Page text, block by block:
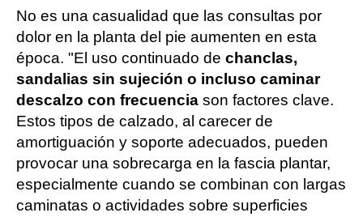
No es una casualidad que las consultas por
dolor en la planta del pie aumenten en esta
época. "El uso continuado de chanclas,
sandalias sin sujeción o incluso caminar
descalzo con frecuencia son factores clave.
Estos tipos de calzado, al carecer de
amortiguación y soporte adecuados, pueden
provocar una sobrecarga en la fascia plantar,
especialmente cuando se combinan con largas
caminatas o actividades sobre superficies